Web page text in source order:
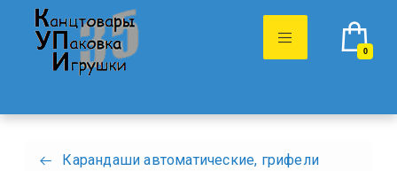
0
Карандаши автоматические, грифели